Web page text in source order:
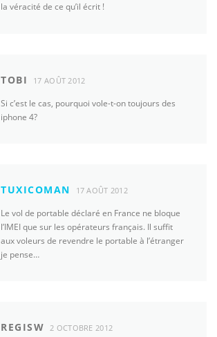
la véracité de ce qu’il écrit !
TOBI 17 AOÛT 2012
Si c’est le cas, pourquoi vole-t-on toujours des
iphone 4?
TUXICOMAN 17 AOÛT 2012
Le vol de portable déclaré en France ne bloque
l’IMEI que sur les opérateurs français. Il suffit
aux voleurs de revendre le portable à l’étranger
je pense…
REGISW 2 OCTOBRE 2012